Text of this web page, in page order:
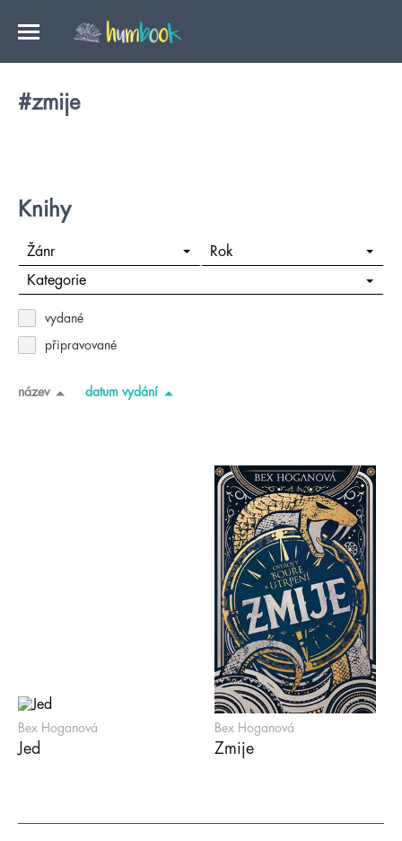
#zmije
Knihy
Žánr Rok
Kategorie
vydané
připravované
název datum vydání
Bex Hoganová
Jed
Bex Hoganová
Zmije